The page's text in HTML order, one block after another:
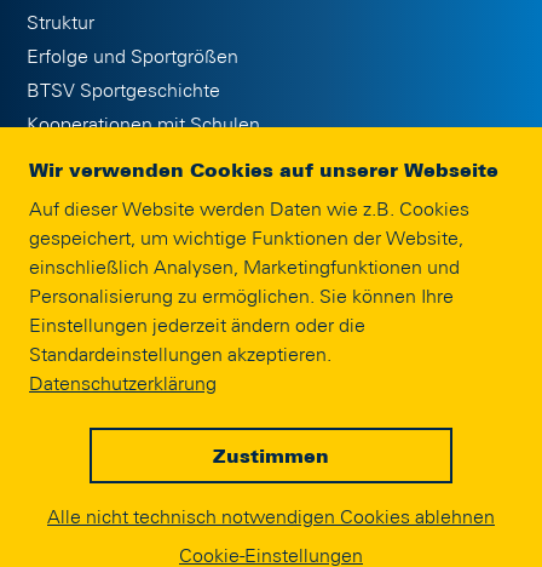
Struktur
Erfolge und Sportgrößen
BTSV Sportgeschichte
Kooperationen mit Schulen
Interne Meldestelle
Impressum
SPONSORING
© EINTRACHT.COM 2020
Wir verwenden Cookies auf unserer Webseite
Auf dieser Website werden Daten wie z.B. Cookies
gespeichert, um wichtige Funktionen der Website,
einschließlich Analysen, Marketingfunktionen und
Personalisierung zu ermöglichen. Sie können Ihre
Einstellungen jederzeit ändern oder die
Standardeinstellungen akzeptieren.
Datenschutzerklärung
Zustimmen
Alle nicht technisch notwendigen Cookies ablehnen
Cookie-Einstellungen